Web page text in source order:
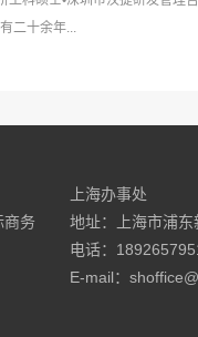
二十余年...
商务
上海办事处
地址：上海市浦
电话：
E-mail：